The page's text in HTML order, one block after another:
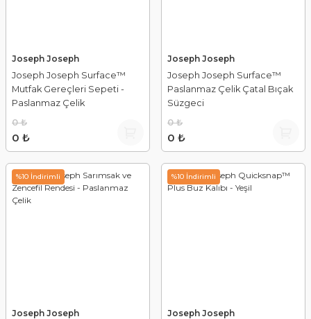
Joseph Joseph
Joseph Joseph Surface™
Mutfak Gereçleri Sepeti -
Paslanmaz Çelik
0 ₺
0 ₺
Joseph Joseph
Joseph Joseph Surface™
Paslanmaz Çelik Çatal Bıçak
Süzgeci
0 ₺
0 ₺
%10 İndirimli
Joseph Joseph
%10 İndirimli
Joseph Joseph